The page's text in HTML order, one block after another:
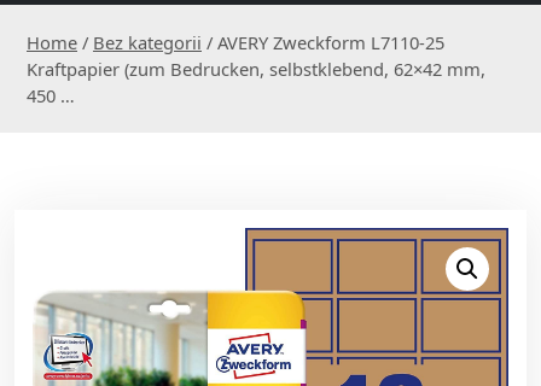
Home / Bez kategorii / AVERY Zweckform L7110-25
Kraftpapier (zum Bedrucken, selbstklebend, 62×42 mm,
450 …